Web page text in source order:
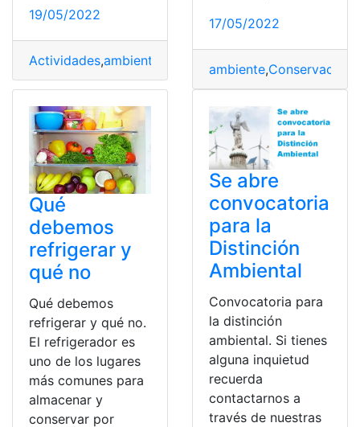
19/05/2022
Actividades,ambiente Conservación
17/05/2022
ambiente,Conservación
Qué
debemos
refrigerar y
qué no
Qué debemos
refrigerar y qué no.
El refrigerador es
uno de los lugares
más comunes para
almacenar y
conservar por
Se abre
convocatoria
para la
Distinción
Ambiental
Convocatoria para
la distinción
ambiental. Si tienes
alguna inquietud
recuerda
contactarnos a
través de nuestras